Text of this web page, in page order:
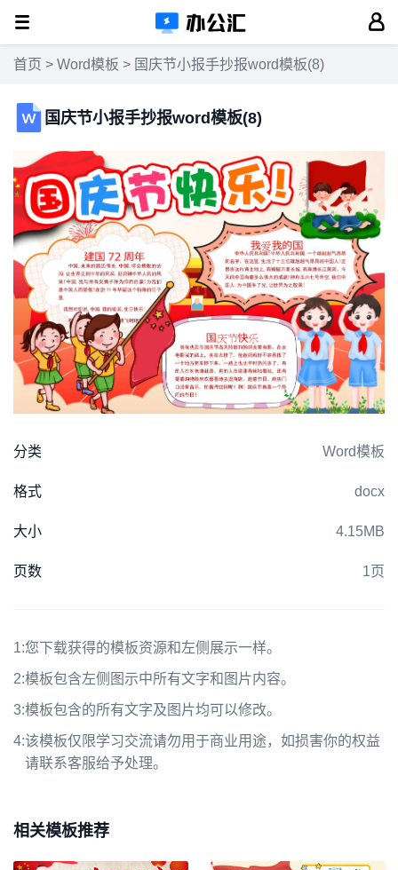
首页 > Word模板 > 国庆节小报手抄报word模板(8)
国庆节小报手抄报word模板(8)
分类 Word模板
格式 docx
大小 4.15MB
页数 1页
1:您下载获得的模板资源和左侧展示一样。
2:模板包含左侧图示中所有文字和图片内容。
3:模板包含的所有文字及图片均可以修改。
4:该模板仅限学习交流请勿用于商业用途，如损害你的权益
请联系客服给予处理。
相关模板推荐